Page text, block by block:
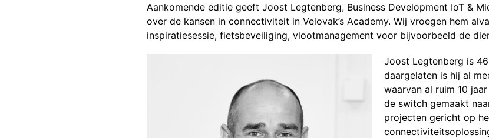
Aankomende editie geeft Joost Legtenberg, Business Development IoT &
over de kansen in connectiviteit in Velovak’s Academy. Wij vroegen hem
inspiratiesessie, fietsbeveiliging, vlootmanagement voor bijvoorbeeld de
Joost Legtenberg is
daargelaten is hij al
waarvan al ruim 10
de switch gemaakt
projecten gericht op